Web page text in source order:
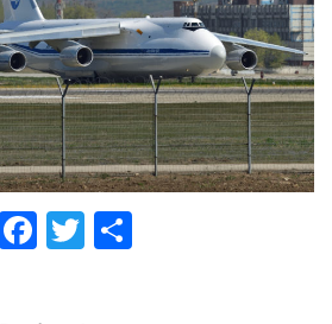
F
T